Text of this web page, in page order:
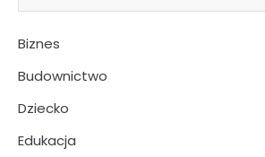
Biznes
Budownictwo
Dziecko
Edukacja